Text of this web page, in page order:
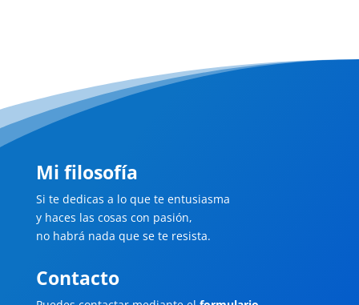
Mi filosofía
Si te dedicas a lo que te entusiasma
y haces las cosas con pasión,
no habrá nada que se te resista.
Contacto